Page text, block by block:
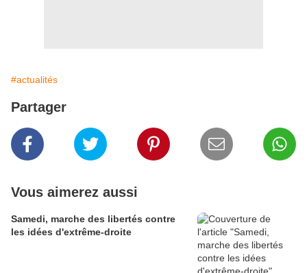
#actualités
Partager
Vous aimerez aussi
Samedi, marche des libertés contre
les idées d'extrême-droite